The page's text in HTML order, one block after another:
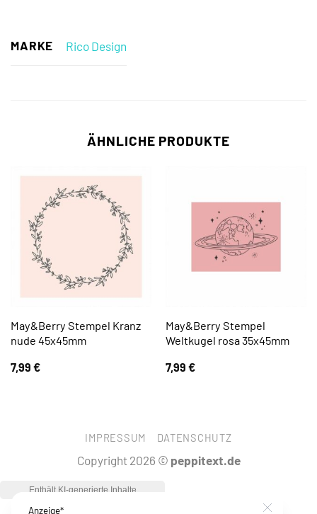
MARKE Rico Design
ÄHNLICHE PRODUKTE
May&Berry Stempel Kranz
nude 45x45mm
7,99 €
May&Berry Stempel
Weltkugel rosa 35x45mm
7,99 €
IMPRESSUM DATENSCHUTZ
Copyright 2026 © peppitext.de
Anzeige*